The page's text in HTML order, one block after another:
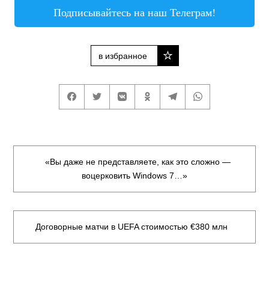
Подписывайтесь на наш Телеграм!
в избранное
«Вы даже не представляете, как это сложно —
воцерковить Windows 7…»
Договорные матчи в UEFA стоимостью €380 млн